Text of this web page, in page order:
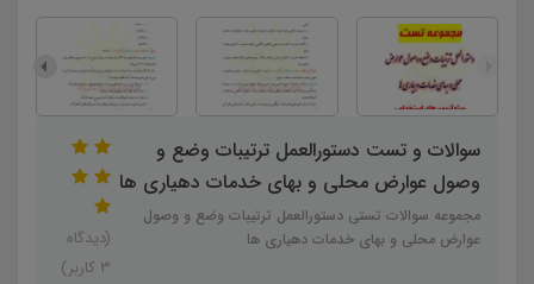
سوالات و تست دستورالعمل ترتیبات وضع و
وصول عوارض محلی و بهای خدمات دهیاری ها
مجموعه سوالات تستی دستورالعمل ترتیبات وضع و وصول
عوارض محلی و بهای خدمات دهیاری ها
(دیدگاه
3 کاربر)